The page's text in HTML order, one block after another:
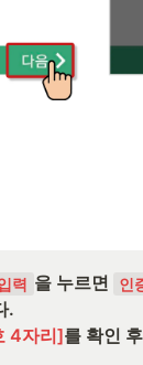
력 을 누르면 인
.
4자리]를 확인